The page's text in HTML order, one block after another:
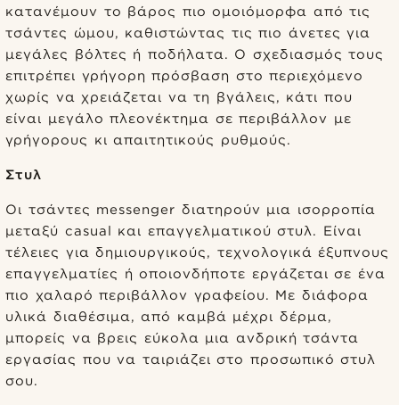
κατανέμουν το βάρος πιο ομοιόμορφα από τις
τσάντες ώμου, καθιστώντας τις πιο άνετες για
μεγάλες βόλτες ή ποδήλατα. Ο σχεδιασμός τους
επιτρέπει γρήγορη πρόσβαση στο περιεχόμενο
χωρίς να χρειάζεται να τη βγάλεις, κάτι που
είναι μεγάλο πλεονέκτημα σε περιβάλλον με
γρήγορους κι απαιτητικούς ρυθμούς.
Στυλ
Οι τσάντες messenger διατηρούν μια ισορροπία
μεταξύ casual και επαγγελματικού στυλ. Είναι
τέλειες για δημιουργικούς, τεχνολογικά έξυπνους
επαγγελματίες ή οποιονδήποτε εργάζεται σε ένα
πιο χαλαρό περιβάλλον γραφείου. Με διάφορα
υλικά διαθέσιμα, από καμβά μέχρι δέρμα,
μπορείς να βρεις εύκολα μια ανδρική τσάντα
εργασίας που να ταιριάζει στο προσωπικό στυλ
σου.